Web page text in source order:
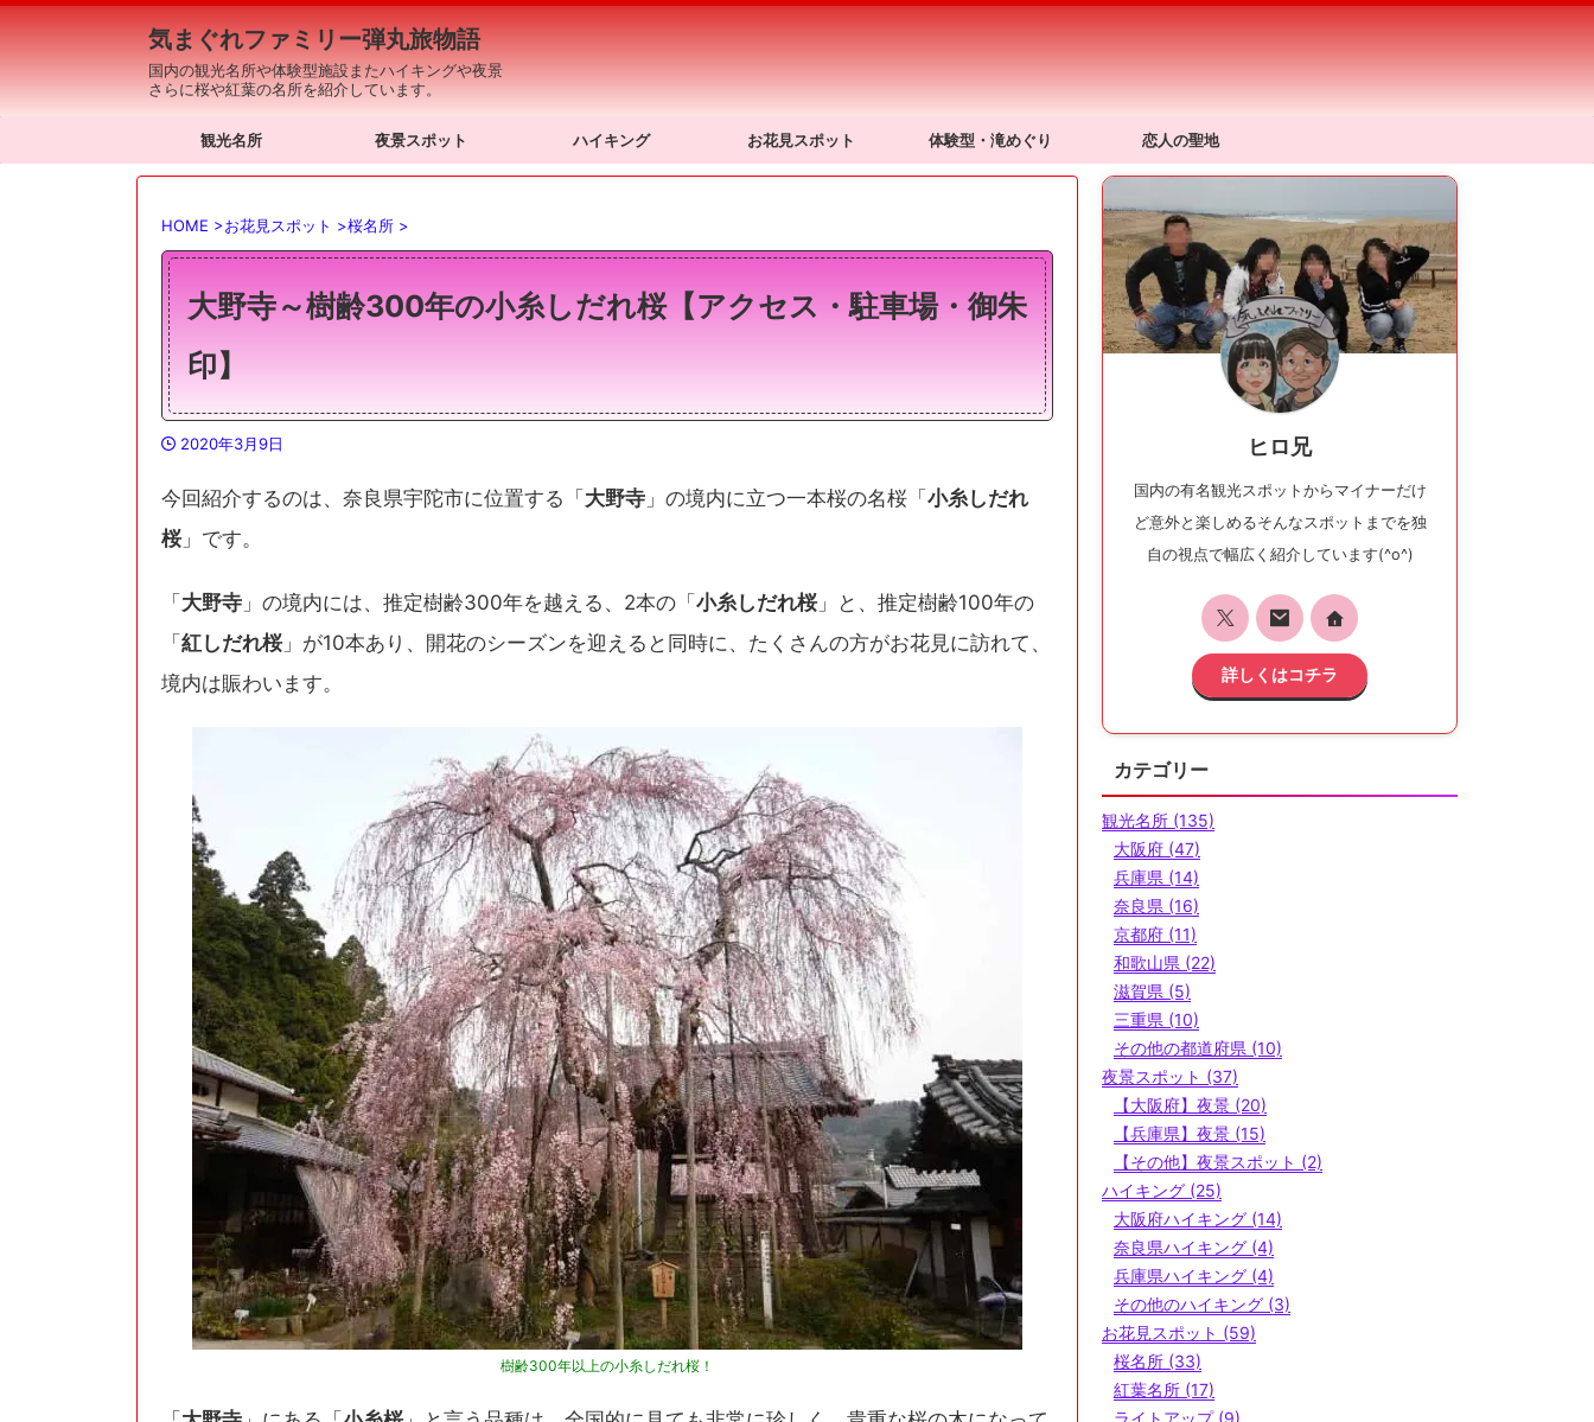
気まぐれファミリー弾丸旅物語
国内の観光名所や体験型施設またハイキングや夜景
さらに桜や紅葉の名所を紹介しています。
観光名所 夜景スポット ハイキング お花見スポット 体験型・滝めぐり 恋人の聖地
HOME >お花見スポット >桜名所 >
大野寺～樹齢300年の小糸しだれ桜【アクセス・駐車場・御朱
印】
2020年3月9日
今回紹介するのは、奈良県宇陀市に位置する「 大野寺 」の境内に立つ一本桜の名桜「 小糸しだれ
桜」です。
「 大野寺 」の境内には、推定樹齢300年を越える、2本の「 小糸しだれ桜」と、推定樹齢100年の
「 紅しだれ桜」が10本あり、開花のシーズンを迎えると同時に、たくさんの方がお花見に訪れて、
境内は賑わいます。
樹齢300年以上の小糸しだれ桜！
ヒロ兄
国内の有名観光スポットからマイナーだけ
ど意外と楽しめるそんなスポットまでを独
自の視点で幅広く紹介しています(^o^)
詳しくはコチラ
カテゴリー
観光名所 (135)
大阪府 (47)
兵庫県 (14)
奈良県 (16)
京都府 (11)
和歌山県 (22)
滋賀県 (5)
三重県 (10)
その他の都道府県 (10)
夜景スポット (37)
【大阪府】夜景 (20)
【兵庫県】夜景 (15)
【その他】夜景スポット (2)
ハイキング (25)
大阪府ハイキング (14)
奈良県ハイキング (4)
兵庫県ハイキング (4)
その他のハイキング (3)
お花見スポット (59)
桜名所 (33)
紅葉名所 (17)
ライトアップ (9)